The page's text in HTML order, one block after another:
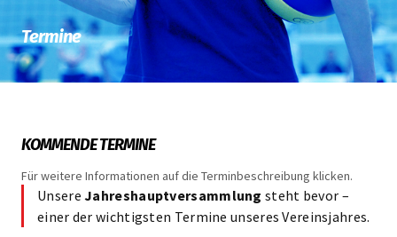
Termine
KOMMENDETERMINE
Für weitere Informationen auf die Terminbeschreibung klicken.
UnsereJahreshauptversammlung steht bevor –
einer der wichtigsten Termine unseres Vereinsjahres.